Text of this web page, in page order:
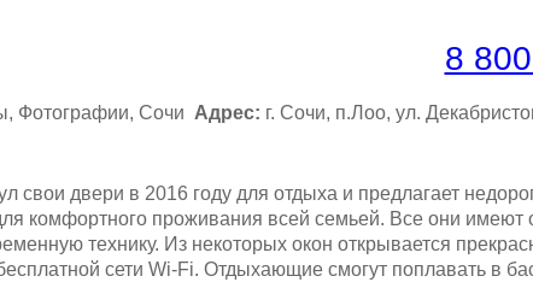
8
Адрес: г. Сочи, п.Лоо, ул.
свои двери в 2016 году для отдыха и предлагает
комфортного проживания всей семьей. Все они имеют
технику. Из некоторых окон открывается
сети Wi-Fi. Отдыхающие смогут поплавать в